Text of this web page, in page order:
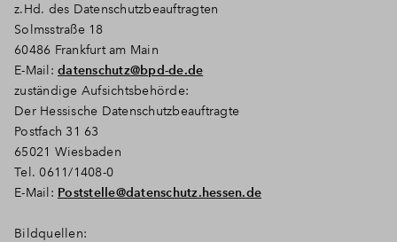
z.Hd. des Datenschutzbeauftragten
Solmsstraße 18
60486 Frankfurt am Main
E-Mail: datenschutz@bpd-de.de
zuständige Aufsichtsbehörde:
Der Hessische Datenschutzbeauftragte
Postfach 31 63
65021 Wiesbaden
Tel. 0611/1408-0
E-Mail: Poststelle@datenschutz.hessen.de
Bildquellen: